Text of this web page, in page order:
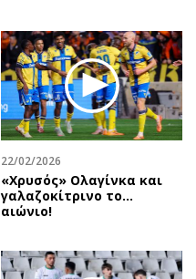
22/02/2026
«Χρυσός» Ολαγίνκα και
γαλαζοκίτρινο το…
αιώνιο!